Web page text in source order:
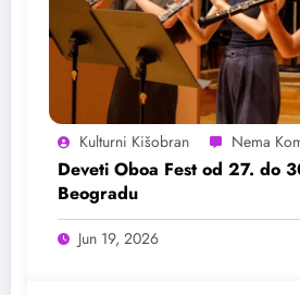
Kulturni Kišobran
Deveti Oboa Fest od 27. do
Beogradu
Jun 19, 2026